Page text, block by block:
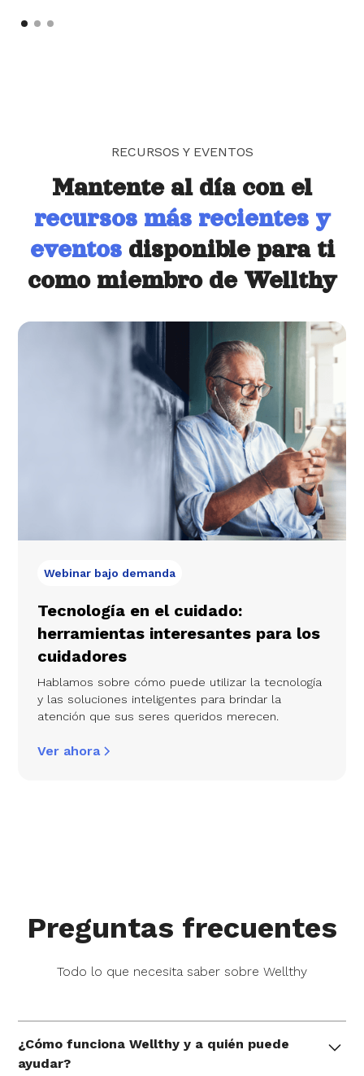
RECURSOS Y EVENTOS
Mantente al día con el
recursos más recientes y
eventosdisponible para ti
como miembro de Wellthy
Webinar bajo demanda
Tecnología en el cuidado:
herramientas interesantes para los
cuidadores
Hablamos sobre cómo puede utilizar la tecnología
y las soluciones inteligentes para brindar la
atención que sus seres queridos merecen.
Ver ahora
Preguntas frecuentes
Todo lo que necesita saber sobre Wellthy
¿Cómo funciona Wellthy y a quién puede
ayudar?